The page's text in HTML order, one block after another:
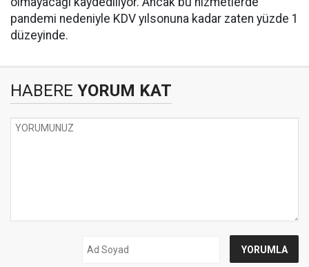
pandemi nedeniyle KDV yılsonuna kadar zaten yüzde 1
düzeyinde.
HABERE YORUM KAT